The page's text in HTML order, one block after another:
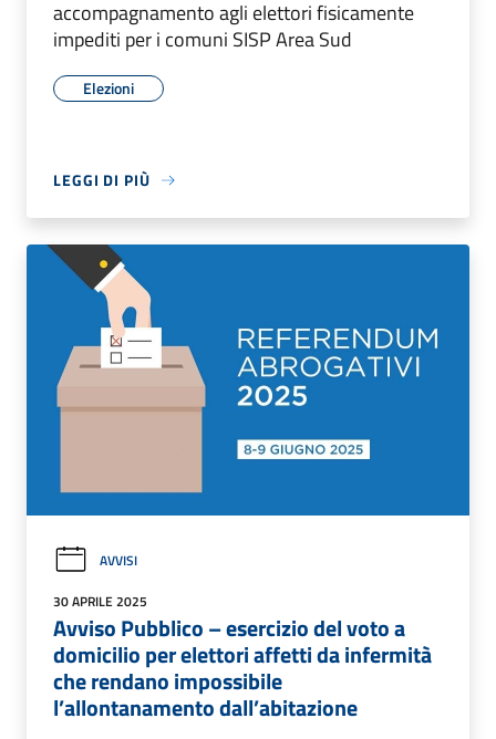
accompagnamento agli elettori fisicamente
impediti per i comuni SISP Area Sud
Elezioni
LEGGI DI PIÙ
AVVISI
30 APRILE 2025
Avviso Pubblico – esercizio del voto a
domicilio per elettori affetti da infermità
che rendano impossibile
l’allontanamento dall’abitazione